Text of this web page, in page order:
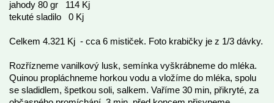
jahody 80 gr 114 Kj
tekuté sladilo 0 Kj
Celkem 4.321 Kj - cca 6 mističek. Foto krabičky je z 1/3 dávky.
Rozřízneme vanilkový lusk, semínka vyškrábneme do mléka.
Quinou propláchneme horkou vodu a vložíme do mléka, spolu
se sladidlem, špetkou soli, salkem. Vaříme 30 min, přikryté, za